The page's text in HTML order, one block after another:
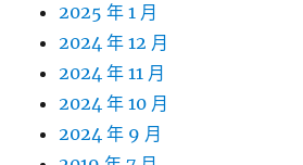
2025 年 1 月
2024 年 12 月
2024 年 11 月
2024 年 10 月
2024 年 9 月